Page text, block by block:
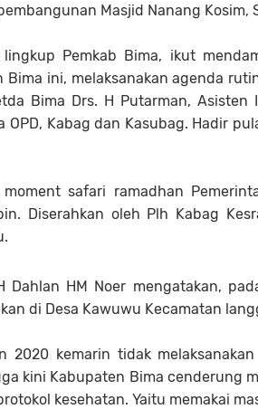
Masjid Nanang Kosim,
Pemkab Bima, ikut
ini, melaksanakan agenda
Bima Drs. H Putarman, Asisten
OPD, Kabag dan Kasubag. Hadir
moment safari ramadhan
Diserahkan oleh Plh Kabag
Dahlan HM Noer mengatakan,
di Desa Kawuwu Kecamatan
2020 kemarin tidak
kini Kabupaten Bima cenderung
kesehatan. Yaitu memakai